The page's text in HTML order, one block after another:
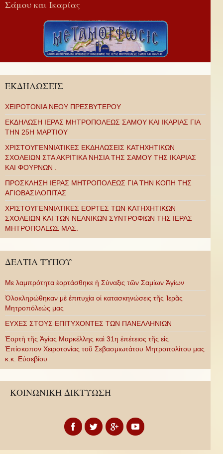
Σάμου και Ικαρίας
ΕΚΔΗΛΩΣΕΙΣ
ΧΕΙΡΟΤΟΝΙΑ ΝΕΟΥ ΠΡΕΣΒΥΤΕΡΟΥ
ΕΚΔΗΛΩΣΗ ΙΕΡΑΣ ΜΗΤΡΟΠΟΛΕΩΣ ΣΑΜΟΥ ΚΑΙ ΙΚΑΡΙΑΣ ΓΙΑ
ΤΗΝ 25Η ΜΑΡΤΙΟΥ
ΧΡΙΣΤΟΥΓΕΝΝΙΑΤΙΚΕΣ ΕΚΔΗΛΩΣΕΙΣ ΚΑΤΗΧΗΤΙΚΩΝ
ΣΧΟΛΕΙΩΝ ΣΤΑ ΑΚΡΙΤΙΚΑ ΝΗΣΙΑ ΤΗΣ ΣΑΜΟΥ ΤΗΣ ΙΚΑΡΙΑΣ
ΚΑΙ ΦΟΥΡΝΩΝ .
ΠΡΟΣΚΛΗΣΗ ΙΕΡΑΣ ΜΗΤΡΟΠΟΛΕΩΣ ΓΙΑ ΤΗΝ ΚΟΠΗ ΤΗΣ
ΑΓΙΟΒΑΣΙΛΟΠΙΤΑΣ
ΧΡΙΣΤΟΥΓΕΝΝΙΑΤΙΚΕΣ ΕΟΡΤΕΣ ΤΩΝ ΚΑΤΗΧΗΤΙΚΩΝ
ΣΧΟΛΕΙΩΝ ΚΑΙ ΤΩΝ ΝΕΑΝΙΚΩΝ ΣΥΝΤΡΟΦΙΩΝ ΤΗΣ ΙΕΡΑΣ
ΜΗΤΡΟΠΟΛΕΩΣ ΜΑΣ.
ΔΕΛΤΙΑ ΤΥΠΟΥ
Με λαμπρότητα ἑορτάσθηκε ἡ Σύναξις τῶν Σαμίων Ἁγίων
Ὁλοκληρώθηκαν μὲ ἐπιτυχία οἱ κατασκηνώσεις τῆς Ἱερᾶς
Μητροπόλεώς μας
ΕΥΧΕΣ ΣΤΟΥΣ ΕΠΙΤΥΧΟΝΤΕΣ ΤΩΝ ΠΑΝΕΛΛΗΝΙΩΝ
Ἑορτὴ τῆς Ἁγίας Μαρκέλλης καὶ 31η ἐπέτειος τῆς εἰς
Ἐπίσκοπον Χειροτονίας τοῦ Σεβασμιωτάτου Μητροπολίτου μας
κ.κ. Εὐσεβίου
ΚΟΙΝΩΝΙΚΗ ΔΙΚΤΥΩΣΗ